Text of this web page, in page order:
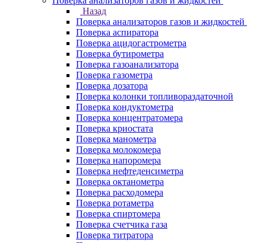
Назад
Поверка анализаторов газов и жидкостей
Поверка аспиратора
Поверка ацидогастрометра
Поверка бутирометра
Поверка газоанализатора
Поверка газометра
Поверка дозатора
Поверка колонки топливораздаточной
Поверка кондуктометра
Поверка концентратомера
Поверка криостата
Поверка манометра
Поверка молокомера
Поверка напоромера
Поверка нефтеденсиметра
Поверка октанометра
Поверка расходомера
Поверка ротаметра
Поверка спиртомера
Поверка счетчика газа
Поверка титратора